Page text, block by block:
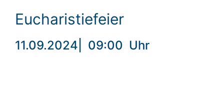
Eucharistiefeier
11.09.2024 09:00 Uhr